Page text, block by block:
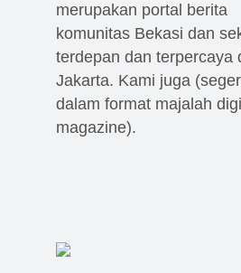
merupakan portal berita
komunitas Bekasi dan
terdepan dan terpercaya
Jakarta. Kami juga
dalam format majalah
magazine).